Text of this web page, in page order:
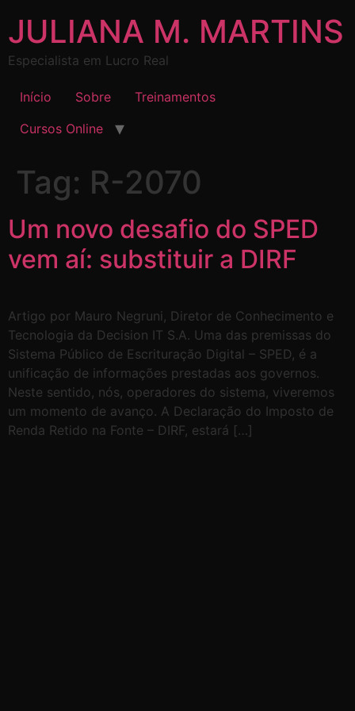
JULIANA M. MARTINS
Especialista em Lucro Real
Início Sobre
Treinamentos
Cursos Online
Tag: R-2070
Um novo desafio do SPED
vem aí: substituir a DIRF
Artigo por Mauro Negruni, Diretor de Conhecimento e
Tecnologia da Decision IT S.A. Uma das premissas do
Sistema Público de Escrituração Digital – SPED, é a
unificação de informações prestadas aos governos.
Neste sentido, nós, operadores do sistema, viveremos
um momento de avanço. A Declaração do Imposto de
Renda Retido na Fonte – DIRF, estará […]